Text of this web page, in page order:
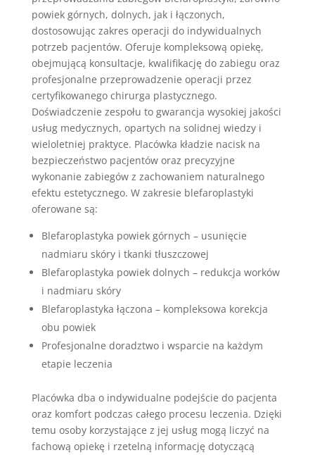
powiek górnych, dolnych, jak i łączonych,
dostosowując zakres operacji do indywidualnych
potrzeb pacjentów. Oferuje kompleksową opiekę,
obejmującą konsultacje, kwalifikację do zabiegu oraz
profesjonalne przeprowadzenie operacji przez
certyfikowanego chirurga plastycznego.
Doświadczenie zespołu to gwarancja wysokiej jakości
usług medycznych, opartych na solidnej wiedzy i
wieloletniej praktyce. Placówka kładzie nacisk na
bezpieczeństwo pacjentów oraz precyzyjne
wykonanie zabiegów z zachowaniem naturalnego
efektu estetycznego. W zakresie blefaroplastyki
oferowane są:
Blefaroplastyka powiek górnych – usunięcie
nadmiaru skóry i tkanki tłuszczowej
Blefaroplastyka powiek dolnych – redukcja worków
i nadmiaru skóry
Blefaroplastyka łączona – kompleksowa korekcja
obu powiek
Profesjonalne doradztwo i wsparcie na każdym
etapie leczenia
Placówka dba o indywidualne podejście do pacjenta
oraz komfort podczas całego procesu leczenia. Dzięki
temu osoby korzystające z jej usług mogą liczyć na
fachową opiekę i rzetelną informację dotyczącą